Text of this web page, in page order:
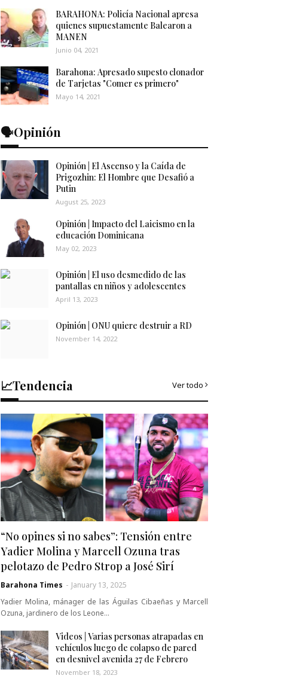
BARAHONA: Policía Nacional apresa
quienes supuestamente Balearon a
MANEN
Junio 04, 2021
Barahona: Apresado supesto clonador
de Tarjetas "Comer es primero"
Mayo 14, 2021
🗣️Opinión
Opinión | El Ascenso y la Caída de
Prigozhin: El Hombre que Desafió a
Putin
August 25, 2023
Opinión | Impacto del Laicismo en la
educación Dominicana
May 02, 2023
Opinión | El uso desmedido de las
pantallas en niños y adolescentes
April 13, 2023
Opinión | ONU quiere destruir a RD
November 14, 2022
📈Tendencia Ver todo
“No opines si no sabes”: Tensión entre
Yadier Molina y Marcell Ozuna tras
pelotazo de Pedro Strop a José Sirí
Barahona Times - January 13, 2025
Yadier Molina, mánager de las Águilas Cibaeñas y Marcell
Ozuna, jardinero de los Leone…
Videos | Varias personas atrapadas en
vehículos luego de colapso de pared
en desnivel avenida 27 de Febrero
November 18, 2023